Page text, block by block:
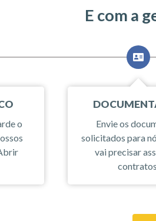
E com a
o
Envie os
solicitados para
vai precisar